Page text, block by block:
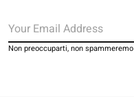
Non preoccuparti, non spammeremo